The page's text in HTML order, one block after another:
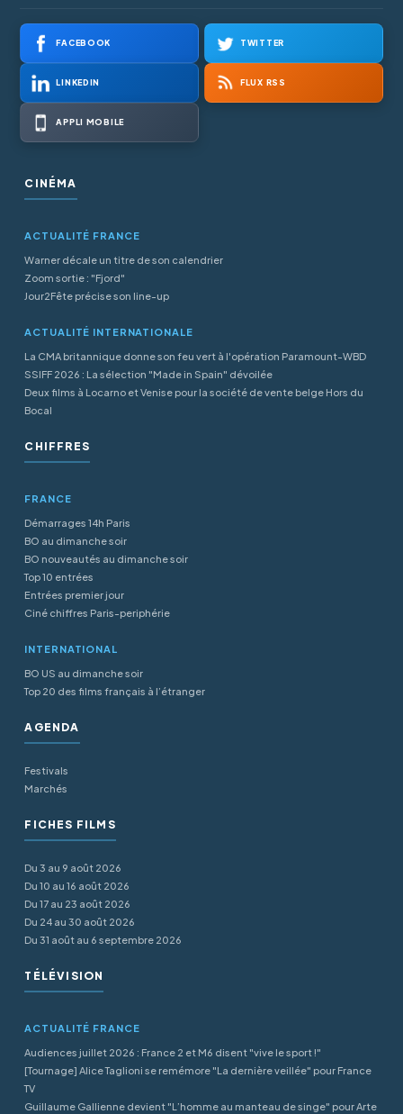
FACEBOOK TWITTER
LINKEDIN FLUX RSS
APPLI MOBILE
CINÉMA
ACTUALITÉ FRANCE
Warner décale un titre de son calendrier
Zoom sortie : "Fjord"
Jour2Fête précise son line-up
ACTUALITÉ INTERNATIONALE
La CMA britannique donne son feu vert à l'opération Paramount-WBD
SSIFF 2026 : La sélection "Made in Spain" dévoilée
Deux films à Locarno et Venise pour la société de vente belge Hors du
Bocal
CHIFFRES
FRANCE
Démarrages 14h Paris
BO au dimanche soir
BO nouveautés au dimanche soir
Top 10 entrées
Entrées premier jour
Ciné chiffres Paris-periphérie
INTERNATIONAL
BO US au dimanche soir
Top 20 des films français à l’étranger
AGENDA
Festivals
Marchés
FICHES FILMS
Du 3 au 9 août 2026
Du 10 au 16 août 2026
Du 17 au 23 août 2026
Du 24 au 30 août 2026
Du 31 août au 6 septembre 2026
TÉLÉVISION
ACTUALITÉ FRANCE
Audiences juillet 2026 : France 2 et M6 disent "vive le sport !"
[Tournage] Alice Taglioni se remémore "La dernière veillée" pour France
TV
Guillaume Gallienne devient "L’homme au manteau de singe" pour Arte